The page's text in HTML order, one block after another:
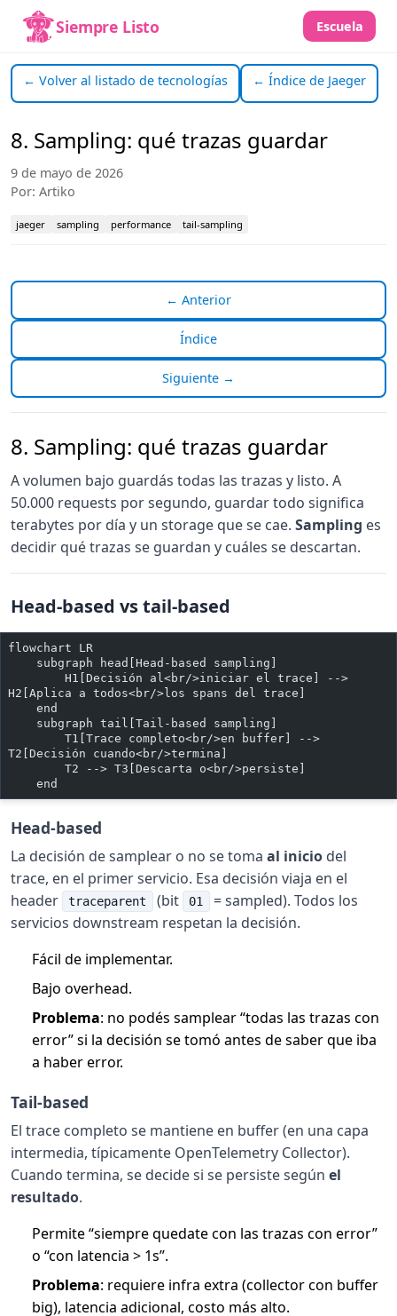
Siempre Listo Escuela
← Volver al listado de tecnologías ← Índice de Jaeger
8. Sampling: qué trazas guardar
9 de mayo de 2026
Por: Artiko
jaeger sampling performance tail-sampling
← Anterior
Índice
Siguiente →
8. Sampling: qué trazas guardar
A volumen bajo guardás todas las trazas y listo. A
50.000 requests por segundo, guardar todo significa
terabytes por día y un storage que se cae. Sampling es
decidir qué trazas se guardan y cuáles se descartan.
Head-based vs tail-based
flowchart LR
    subgraph head[Head-based sampling]
H2[Aplica a todos<br/>los spans del trace]
    end
    subgraph tail[Tail-based sampling]
T2[Decisión cuando<br/>termina]
        T2 --> T3[Descarta o<br/>persiste]
    end
Head-based
La decisión de samplear o no se toma al inicio del
trace, en el primer servicio. Esa decisión viaja en el
header
traceparent (bit 01
= sampled). Todos los
servicios downstream respetan la decisión.
Fácil de implementar.
Bajo overhead.
Problema: no podés samplear “todas las trazas con
error” si la decisión se tomó antes de saber que iba
a haber error.
Tail-based
El trace completo se mantiene en buffer (en una capa
intermedia, típicamente OpenTelemetry Collector).
Cuando termina, se decide si se persiste según el
resultado.
Permite “siempre quedate con las trazas con error”
o “con latencia > 1s”.
Problema: requiere infra extra (collector con buffer
big), latencia adicional, costo más alto.